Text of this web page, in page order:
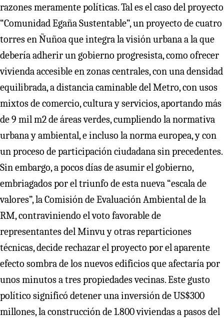
razones meramente políticas. Tal es el caso del proyecto
“Comunidad Egaña Sustentable”, un proyecto de cuatro
torres en Ñuñoa que integra la visión urbana a la que
debería adherir un gobierno progresista, como ofrecer
vivienda accesible en zonas centrales, con una densidad
equilibrada, a distancia caminable del Metro, con usos
mixtos de comercio, cultura y servicios, aportando más
de 9 mil m2 de áreas verdes, cumpliendo la normativa
urbana y ambiental, e incluso la norma europea, y con
un proceso de participación ciudadana sin precedentes.
Sin embargo, a pocos días de asumir el gobierno,
embriagados por el triunfo de esta nueva “escala de
valores”, la Comisión de Evaluación Ambiental de la
RM, contraviniendo el voto favorable de
representantes del Minvu y otras reparticiones
técnicas, decide rechazar el proyecto por el aparente
efecto sombra de los nuevos edificios que afectaría por
unos minutos a tres propiedades vecinas. Este gusto
político significó detener una inversión de US$300
millones, la construcción de 1.800 viviendas a pasos del